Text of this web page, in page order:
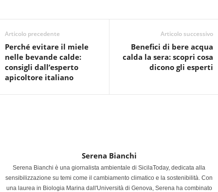
Articolo precedente
Perché evitare il miele
nelle bevande calde:
consigli dall’esperto
apicoltore italiano
Articolo successivo
Benefici di bere acqua
calda la sera: scopri cosa
dicono gli esperti
Serena Bianchi
Serena Bianchi è una giornalista ambientale di SicilaToday, dedicata alla
sensibilizzazione su temi come il cambiamento climatico e la sostenibilità. Con
una laurea in Biologia Marina dall'Università di Genova, Serena ha combinato